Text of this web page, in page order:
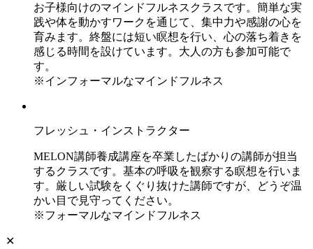
お子様向けのマインドフルネスクラスです。簡単な実
践や体を動かすワークを通じて、集中力や感謝の心を
育みます。終盤には短い瞑想を行い、心の落ち着きを
感じる時間を設けています。大人の方も参加可能で
す。
※インフォーマルなマインドフルネス
フレッシュ・インストラクター
MELON講師養成講座を卒業したばかりの講師が担当
するクラスです。基本の呼吸を観察する瞑想を行いま
す。厳しい試験をくぐり抜けた講師ですが、どうぞ温
かい目で見守ってください。
※フォーマルなマインドフルネス
✕